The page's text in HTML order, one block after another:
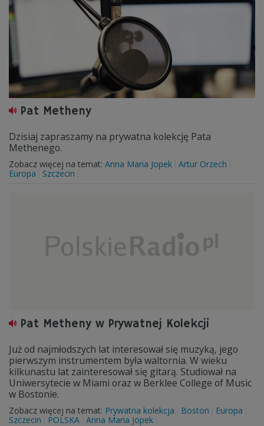
Pat Metheny
Dzisiaj zapraszamy na prywatna kolekcję Pata
Methenego.
Zobacz więcej na temat: Anna Maria Jopek Artur Orzech
Europa
Szczecin
Pat Metheny w Prywatnej Kolekcji
Już od najmłodszych lat interesował się muzyką, jego
pierwszym instrumentem była waltornia. W wieku
kilkunastu lat zainteresował się gitarą. Studiował na
Uniwersytecie w Miami oraz w Berklee College of Music
w Bostonie.
Zobacz więcej na temat: Prywatna kolekcja Boston
Europa
Szczecin
POLSKA Anna Maria Jopek